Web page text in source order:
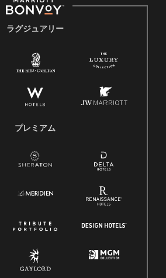
ラグジュアリー
プレミアム